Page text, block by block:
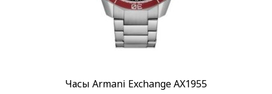
Часы Armani Exchange AX1955